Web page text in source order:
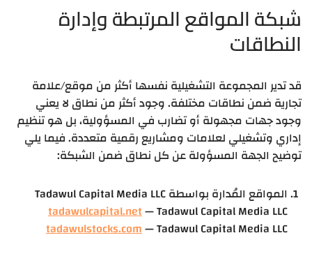
شبكة المواقع المرتبطة وإدارة
النطاقات
قد تدير المجموعة التشغيلية نفسها أكثر من موقع/علامة
تجارية ضمن نطاقات مختلفة. وجود أكثر من نطاق لا يعني
وجود جهات مجهولة أو تضارب في المسؤولية، بل هو تنظيم
إداري وتشغيلي لعلامات ومشاريع رقمية متعددة. فيما يلي
توضيح الجهة المسؤولة عن كل نطاق ضمن الشبكة:
المواقع المُدارة بواسطة Tadawul Capital Media LLC
tadawulcapital.net— Tadawul Capital Media LLC
tadawulstocks.com— Tadawul Capital Media LLC